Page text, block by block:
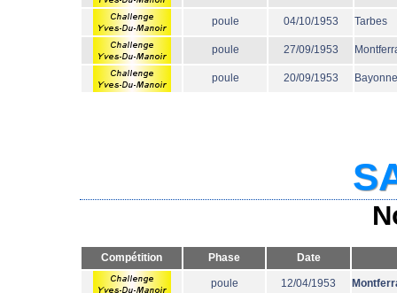
poule 04/10/1953 Tarbes
poule 27/09/1953
poule 20/09/1953 Bayonne
Compétition Phase Date
poule 12/04/1953